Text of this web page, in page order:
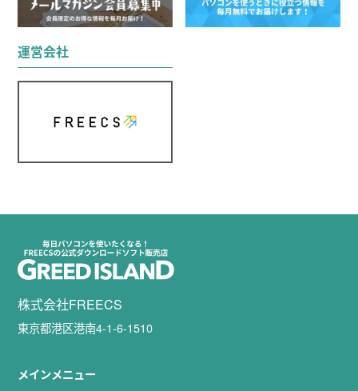
運営会社
株式会社FREECS
東京都港区港南4-1-6-1510
メインメニュー